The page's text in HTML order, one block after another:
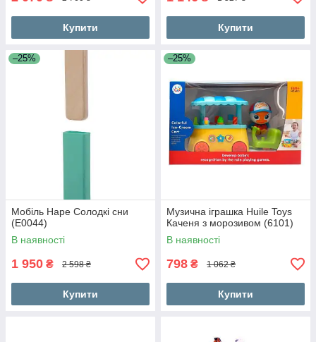
Купити Купити
–25%
Мобіль Hape Солодкі сни
(E0044)
В наявності
1 950 ₴ 2 598 ₴
Купити
–25%
Музична іграшка Huile Toys
Каченя з морозивом (6101)
В наявності
798 ₴ 1 062 ₴
Купити